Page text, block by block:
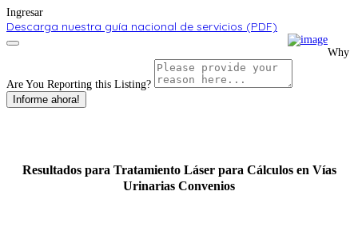
Ingresar
Descarga nuestra guía nacional de servicios (PDF)
Why
Are You Reporting this Listing?
Informe ahora!
Resultados para Tratamiento Láser para Cálculos en Vías
Urinarias Convenios